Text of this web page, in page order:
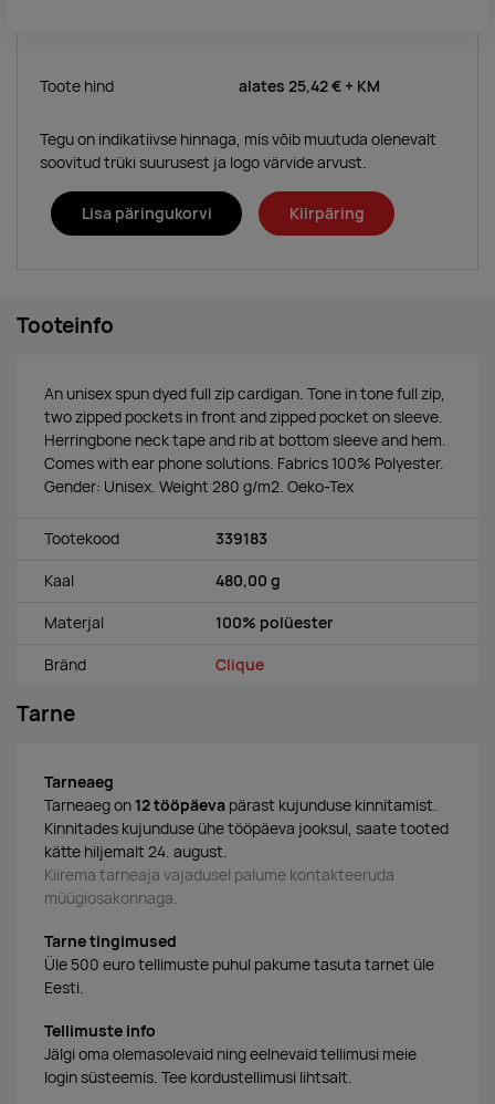
Toote hind alates 25,42 € + KM
Tegu on indikatiivse hinnaga, mis võib muutuda olenevalt
soovitud trüki suurusest ja logo värvide arvust.
Lisa päringukorvi Kiirpäring
Tooteinfo
An unisex spun dyed full zip cardigan. Tone in tone full zip,
two zipped pockets in front and zipped pocket on sleeve.
Herringbone neck tape and rib at bottom sleeve and hem.
Comes with ear phone solutions. Fabrics 100% Polyester.
Gender: Unisex. Weight 280 g/m2. Oeko-Tex
Tootekood 339183
Kaal 480,00 g
Materjal 100% polüester
Bränd Clique
Tarne
Tarneaeg
Tarneaeg on 12 tööpäeva pärast kujunduse kinnitamist.
Kinnitades kujunduse ühe tööpäeva jooksul, saate tooted
kätte hiljemalt 24. august.
Kiirema tarneaja vajadusel palume kontakteeruda
müügiosakonnaga.
Tarne tingimused
Üle 500 euro tellimuste puhul pakume tasuta tarnet üle
Eesti.
Tellimuste info
Jälgi oma olemasolevaid ning eelnevaid tellimusi meie
login süsteemis. Tee kordustellimusi lihtsalt.